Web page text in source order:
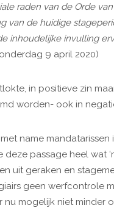
raden van de Orde
van de huidige
inhoudelijke invulling
9 april 2020)
in positieve zin
worden- ook in
name
passage heel wat
uit geraken en
geen werfcontrole
nu mogelijk niet minder